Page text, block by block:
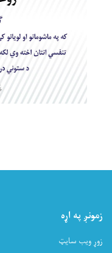
زمونږ په اړه
زوړ ویب سایټ